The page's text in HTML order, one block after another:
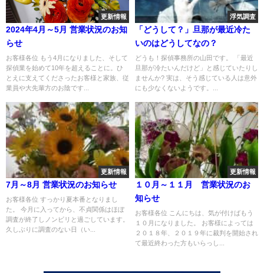
更新情報
2024年4月～5月 営業状況のお知
らせ
お客様各位 もう4月になりました、そして
探偵業を始めて10年を超えることに。ひ
とえに支えてくださったお客様と家族、従
業員や大先輩方のお陰です...
浮気調査
「どうして？」旦那が最近冷た
いのはどうしてなの？
どうも！探偵事務所の山田です。 「最近
旦那が冷たいんだけど」と感じていたりし
ませんか? 実は、そう感じている人は意外
にも少なくないようです。...
更新情報
7月～8月 営業状況のお知らせ
お客様各位 すっかり夏本番となりまし
た。 今月に入ってから、不貞関係はほぼ
調査が終了しノンビリと過ごしています。
久しぶりに調査のない日（い...
更新情報
１０月～１１月 営業状況のお
知らせ
お客様各位 こんにちは、気が付けばもう
１０月になりました。 お客様によっては
２０１８年、２０１９年に裁判を開始され
て最近終わった方もいらっし...